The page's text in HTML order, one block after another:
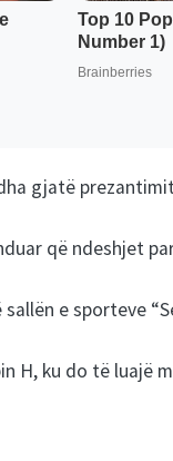
gjatë
që ndeshjet
e sporteve
H, ku do të luajë